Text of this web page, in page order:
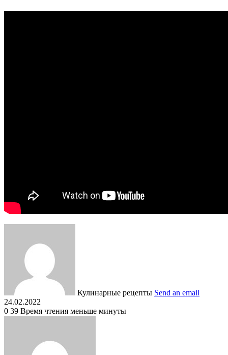
Кулинарные рецепты Send an email
24.02.2022
0 39 Время чтения меньше минуты